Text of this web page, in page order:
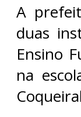
A
duas
Ensino
na